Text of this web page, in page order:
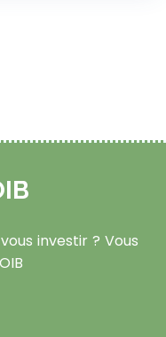
investir ? Vous